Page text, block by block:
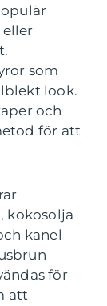
som
look.
och
för att
kokosolja
kanel
för
att